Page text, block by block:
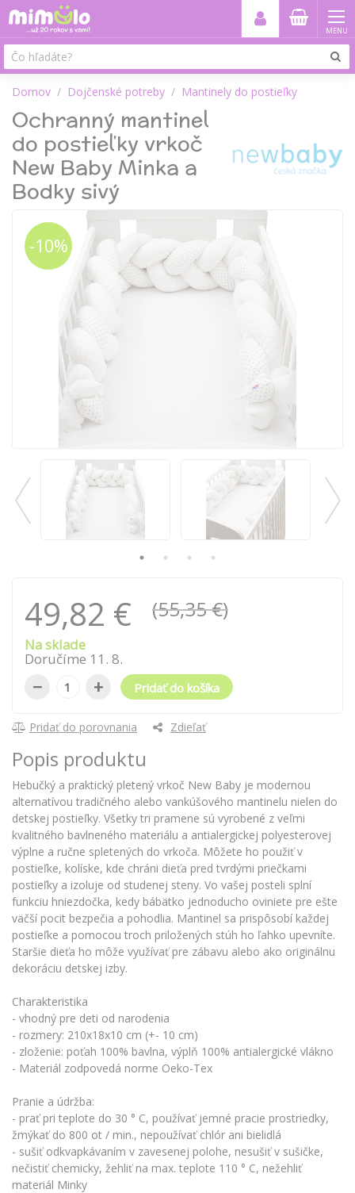
MENU
Domov Dojčenské potreby Mantinely do postieľky
Ochranný mantinel
do postieľky vrkoč
New Baby Minka a
Bodky sivý
-10%
49,82 € (55,35 €)
Na sklade
Doručíme 11 . 8.
− + Pridať do košíka
Pridať do porovnania Zdieľať
Popis produktu
Hebučký a praktický pletený vrkoč New Baby je modernou
alternatívou tradičného alebo vankúšového mantinelu nielen do
detskej postieľky. Všetky tri pramene sú vyrobené z veľmi
kvalitného bavlneného materiálu a antialergickej polyesterovej
výplne a ručne spletených do vrkoča. Môžete ho použiť v
postieľke, kolíske, kde chráni dieťa pred tvrdými priečkami
postieľky a izoluje od studenej steny. Vo vašej posteli splní
funkciu hniezdočka, kedy bábätko jednoducho oviniete pre ešte
väčší pocit bezpečia a pohodlia. Mantinel sa prispôsobí každej
postieľke a pomocou troch priložených stúh ho ľahko upevníte.
Staršie dieťa ho môže využívať pre zábavu alebo ako originálnu
dekoráciu detskej izby.
Charakteristika
- vhodný pre deti od narodenia
- rozmery: 210x18x10 cm (+- 10 cm)
- zloženie: poťah 100% bavlna, výplň 100% antialergické vlákno
- Materiál zodpovedá norme Oeko-Tex
Pranie a údržba:
- prať pri teplote do 30 ° C, používať jemné pracie prostriedky,
žmýkať do 800 ot / min., nepoužívať chlór ani bielidlá
- sušiť odkvapkávaním v zavesenej polohe, nesušiť v sušičke,
nečistiť chemicky, žehliť na max. teplote 110 ° C, nežehliť
materiál Minky